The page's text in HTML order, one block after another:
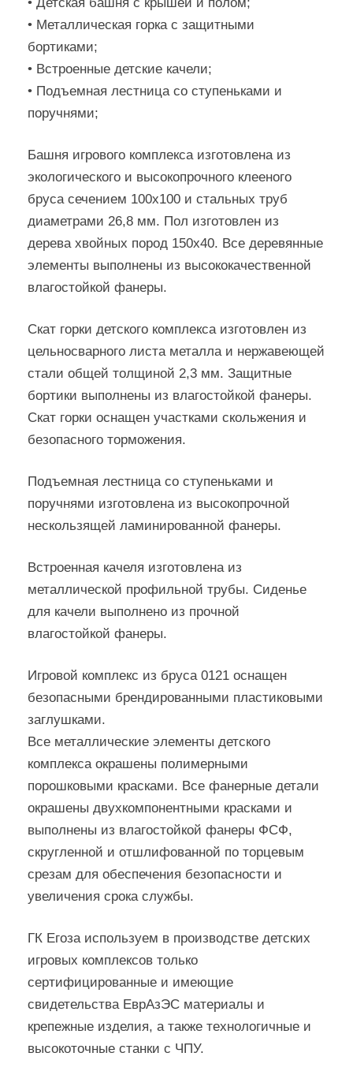
• Металлическая горка с защитными
бортиками;
• Встроенные детские качели;
• Подъемная лестница со ступеньками и
поручнями;
Башня игрового комплекса изготовлена из
экологического и высокопрочного клееного
бруса сечением 100х100 и стальных труб
диаметрами 26,8 мм. Пол изготовлен из
дерева хвойных пород 150х40. Все деревянные
элементы выполнены из высококачественной
влагостойкой фанеры.
Скат горки детского комплекса изготовлен из
цельносварного листа металла и нержавеющей
стали общей толщиной 2,3 мм. Защитные
бортики выполнены из влагостойкой фанеры.
Скат горки оснащен участками скольжения и
безопасного торможения.
Подъемная лестница со ступеньками и
поручнями изготовлена из высокопрочной
нескользящей ламинированной фанеры.
Встроенная качеля изготовлена из
металлической профильной трубы. Сиденье
для качели выполнено из прочной
влагостойкой фанеры.
Игровой комплекс из бруса 0121 оснащен
безопасными брендированными пластиковыми
заглушками.
Все металлические элементы детского
комплекса окрашены полимерными
порошковыми красками. Все фанерные детали
окрашены двухкомпонентными красками и
выполнены из влагостойкой фанеры ФСФ,
скругленной и отшлифованной по торцевым
срезам для обеспечения безопасности и
увеличения срока службы.
ГК Егоза используем в производстве детских
игровых комплексов только
сертифицированные и имеющие
свидетельства ЕврАзЭС материалы и
крепежные изделия, а также технологичные и
высокоточные станки с ЧПУ.